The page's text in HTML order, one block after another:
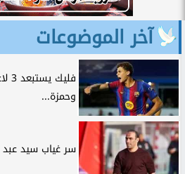
آخر الموضوعات
وحمزة...
سر غياب سيد